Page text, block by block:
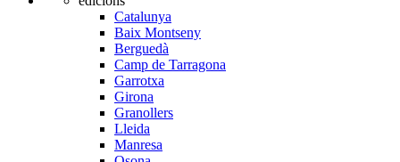
Catalunya
Baix Montseny
Berguedà
Camp de Tarragona
Garrotxa
Girona
Granollers
Lleida
Manresa